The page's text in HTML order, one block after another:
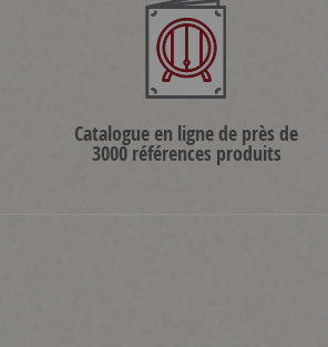
Catalogue en ligne de près de
3000 références produits